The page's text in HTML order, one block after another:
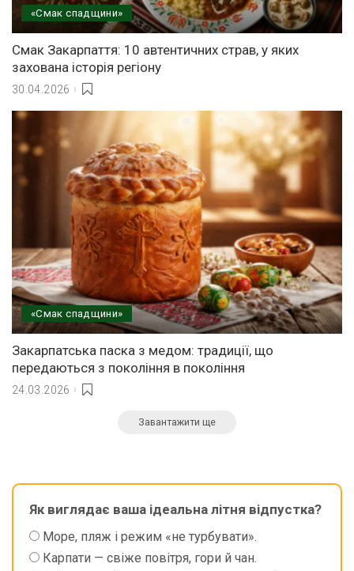
«Смак спадщини»
Смак Закарпаття: 10 автентичних страв, у яких
захована історія регіону
30.04.2026
«Смак спадщини»
Закарпатська паска з медом: традиції, що
передаються з покоління в покоління
24.03.2026
Завантажити ще
Як виглядає ваша ідеальна літня відпустка?
Море, пляж і режим «не турбувати».
Карпати — свіже повітря, гори й чан.